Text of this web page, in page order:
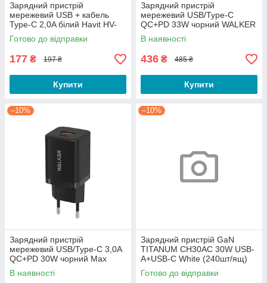
Зарядний пристрій
мережевий USB + кабель
Type-C 2,0A білий Havit HV-
ST113
Готово до відправки
177 ₴ 197 ₴
Купити
Зарядний пристрій
мережевий USB/Type-C
QC+PD 33W чорний WALKER
WH-43
В наявності
436 ₴ 485 ₴
Купити
–10%
Зарядний пристрій
мережевий USB/Type-C 3,0A
QC+PD 30W чорний Max
WALKER WH-60
В наявності
–10%
Зарядний пристрій GaN
TITANUM CH30AC 30W USB-
A+USB-C White (240шт/ящ)
Готово до відправки